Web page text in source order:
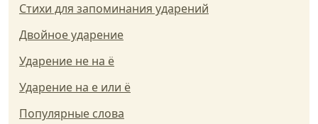
Стихи для запоминания ударений
Двойное ударение
Ударение не на ё
Ударение на е или ё
Популярные слова